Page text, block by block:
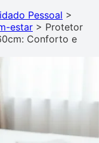
Pessoal >
estar > Protetor
Conforto e